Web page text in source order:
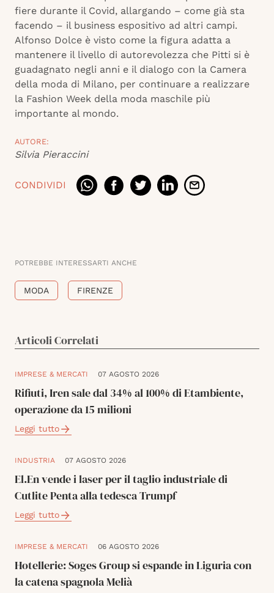
fiere durante il Covid, allargando – come già sta
facendo – il business espositivo ad altri campi.
Alfonso Dolce è visto come la figura adatta a
mantenere il livello di autorevolezza che Pitti si è
guadagnato negli anni e il dialogo con la Camera
della moda di Milano, per continuare a realizzare
la Fashion Week della moda maschile più
importante al mondo.
AUTORE:
Silvia Pieraccini
CONDIVIDI
POTREBBE INTERESSARTI ANCHE
MODA FIRENZE
Articoli Correlati
IMPRESE & MERCATI 07 AGOSTO 2026
Rifiuti, Iren sale dal 34% al 100% di Etambiente,
operazione da 15 milioni
Leggi tutto
INDUSTRIA 07 AGOSTO 2026
El.En vende i laser per il taglio industriale di
Cutlite Penta alla tedesca Trumpf
Leggi tutto
IMPRESE & MERCATI 06 AGOSTO 2026
Hotellerie: Soges Group si espande in Liguria con
la catena spagnola Melià